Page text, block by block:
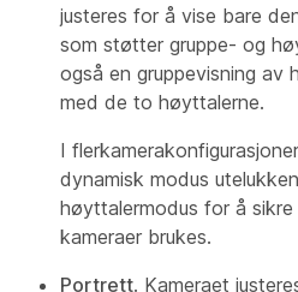
justeres for å vise bare
som støtter gruppe- og
også en gruppevisning av
med de to høyttalerne.
I
dynamisk modus
høyttalermodus for å sikre
kameraer brukes.
Portrett. Kameraet